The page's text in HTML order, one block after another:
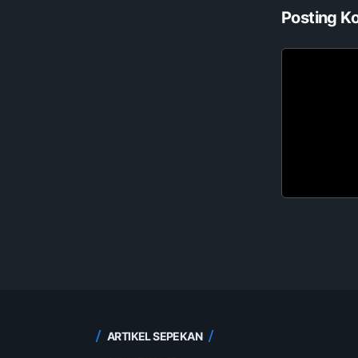
Posting
ARTIKEL SEPEKAN